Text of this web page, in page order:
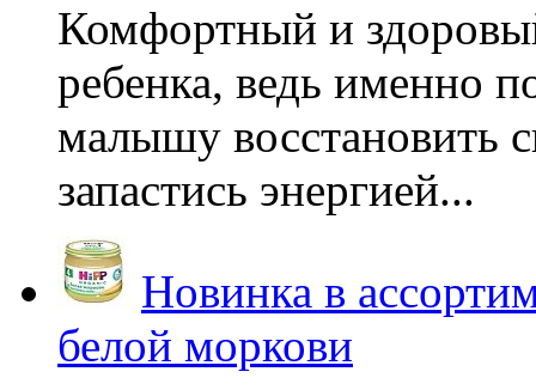
Комфортный и
ребенка, ведь именно
малышу восстановить
запастись энергией...
Новинка в
белой моркови